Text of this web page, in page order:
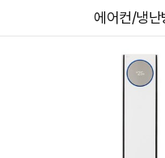
다나와
에어컨/냉난